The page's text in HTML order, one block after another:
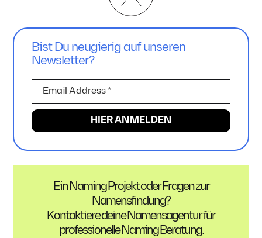
Bist Du neugierig auf unseren
Newsletter?
Ein Naming Projekt oder Fragen zur
Namensfindung?
Kontaktiere deine Namensagentur für
professionelle Naming Beratung.